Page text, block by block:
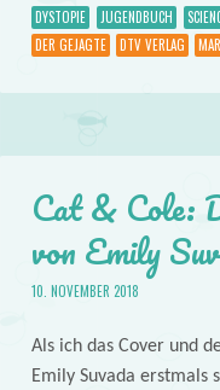
DYSTOPIE JUGENDBUCH
DER GEJAGTE
DTV VERLAG
Cat & Cole:
von Emily
10. NOVEMBER 2018
Als ich das Cover und
Emily Suvada erstmals